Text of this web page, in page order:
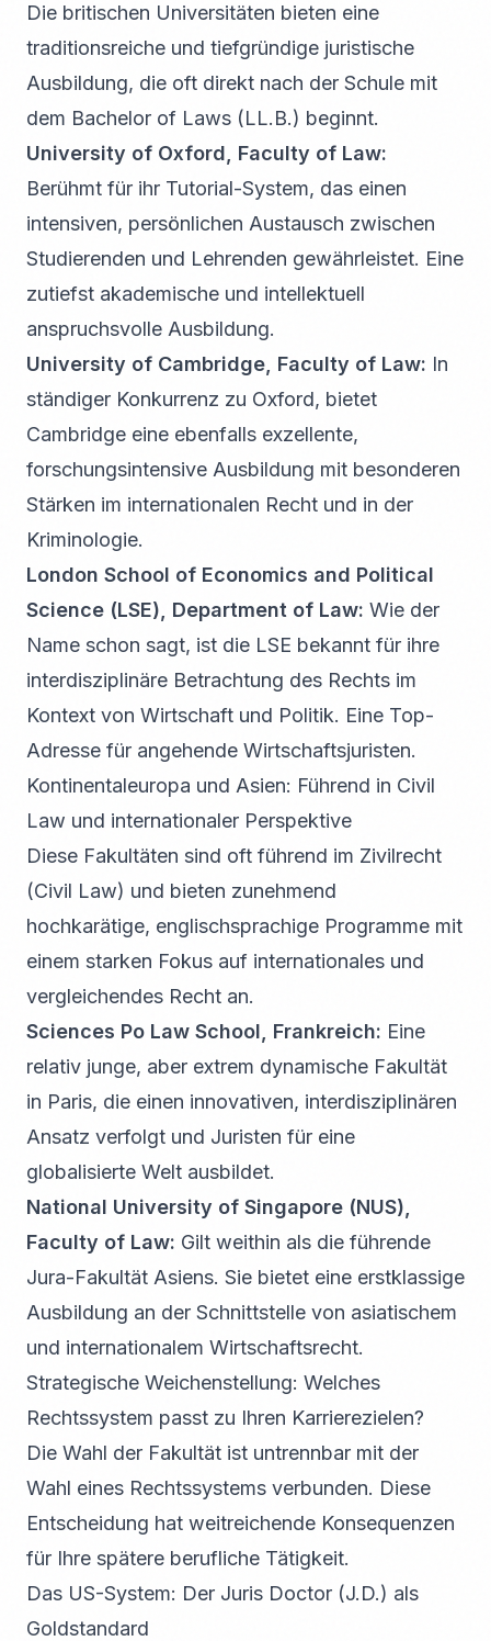
Die britischen Universitäten bieten eine
traditionsreiche und tiefgründige juristische
Ausbildung, die oft direkt nach der Schule mit
dem Bachelor of Laws (LL.B.) beginnt.
University of Oxford, Faculty of Law:
Berühmt für ihr Tutorial-System, das einen
intensiven, persönlichen Austausch zwischen
Studierenden und Lehrenden gewährleistet. Eine
zutiefst akademische und intellektuell
anspruchsvolle Ausbildung.
University of Cambridge, Faculty of Law: In
ständiger Konkurrenz zu Oxford, bietet
Cambridge eine ebenfalls exzellente,
forschungsintensive Ausbildung mit besonderen
Stärken im internationalen Recht und in der
Kriminologie.
London School of Economics and Political
Science (LSE), Department of Law: Wie der
Name schon sagt, ist die LSE bekannt für ihre
interdisziplinäre Betrachtung des Rechts im
Kontext von Wirtschaft und Politik. Eine Top-
Adresse für angehende Wirtschaftsjuristen.
Kontinentaleuropa und Asien: Führend in Civil
Law und internationaler Perspektive
Diese Fakultäten sind oft führend im Zivilrecht
(Civil Law) und bieten zunehmend
hochkarätige, englischsprachige Programme mit
einem starken Fokus auf internationales und
vergleichendes Recht an.
Sciences Po Law School, Frankreich: Eine
relativ junge, aber extrem dynamische Fakultät
in Paris, die einen innovativen, interdisziplinären
Ansatz verfolgt und Juristen für eine
globalisierte Welt ausbildet.
National University of Singapore (NUS),
Faculty of Law: Gilt weithin als die führende
Jura-Fakultät Asiens. Sie bietet eine erstklassige
Ausbildung an der Schnittstelle von asiatischem
und internationalem Wirtschaftsrecht.
Strategische Weichenstellung: Welches
Rechtssystem passt zu Ihren Karrierezielen?
Die Wahl der Fakultät ist untrennbar mit der
Wahl eines Rechtssystems verbunden. Diese
Entscheidung hat weitreichende Konsequenzen
für Ihre spätere berufliche Tätigkeit.
Das US-System: Der Juris Doctor (J.D.) als
Goldstandard